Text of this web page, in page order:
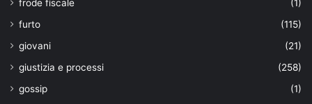
frode fiscale
(1)
furto
(115)
giovani
(21)
giustizia e processi
(258)
gossip
(1)